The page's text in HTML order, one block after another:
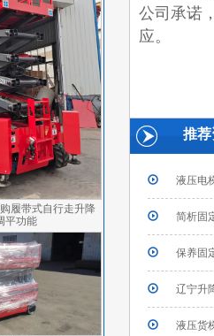
履带式自行走升降
平功能
公司承诺
应。
推
液压电
简析固
保养固
辽宁升
液压货